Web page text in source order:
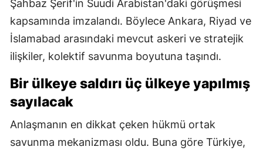
Şahbaz Şerif'in Suudi Arabistan'daki görüşmesi
kapsamında imzalandı. Böylece Ankara, Riyad ve
İslamabad arasındaki mevcut askeri ve stratejik
ilişkiler, kolektif savunma boyutuna taşındı.
Bir ülkeye saldırı üç ülkeye yapılmış
sayılacak
Anlaşmanın en dikkat çeken hükmü ortak
savunma mekanizması oldu. Buna göre Türkiye,